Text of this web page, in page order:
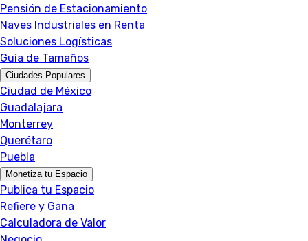
Pensión de Estacionamiento
Naves Industriales en Renta
Soluciones Logísticas
Guía de Tamaños
Ciudades Populares
Ciudad de México
Guadalajara
Monterrey
Querétaro
Puebla
Monetiza tu Espacio
Publica tu Espacio
Refiere y Gana
Calculadora de Valor